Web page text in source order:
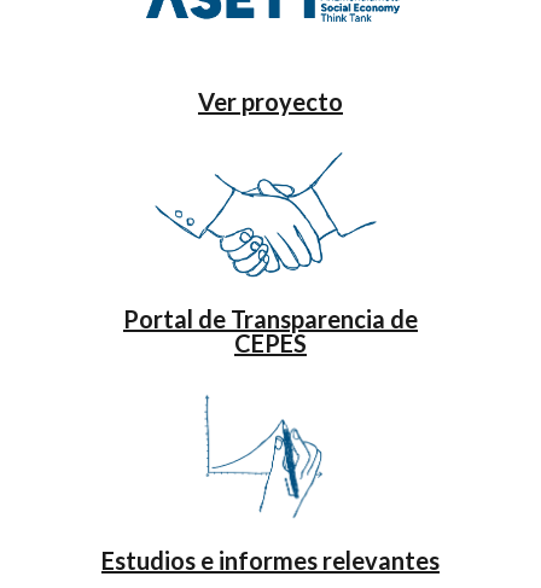
Ver proyecto
Portal de Transparencia de
CEPES
Estudios e informes relevantes